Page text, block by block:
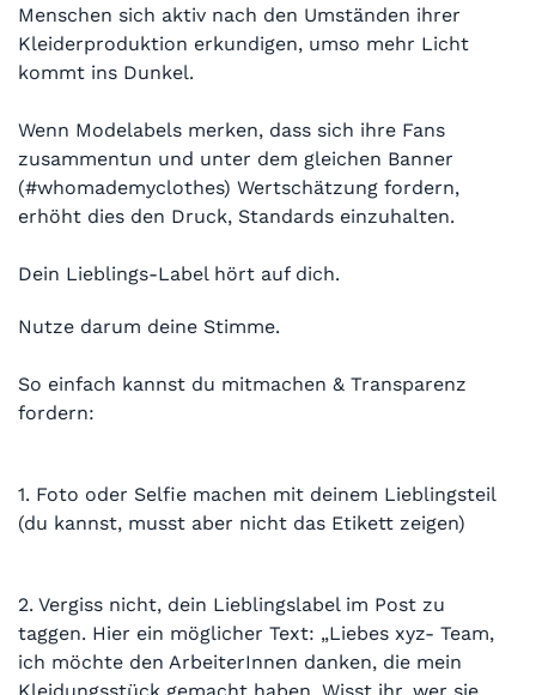
Menschen sich aktiv nach den Umständen ihrer
Kleiderproduktion erkundigen, umso mehr Licht
kommt ins Dunkel.
Wenn Modelabels merken, dass sich ihre Fans
zusammentun und unter dem gleichen Banner
(#whomademyclothes) Wertschätzung fordern,
erhöht dies den Druck, Standards einzuhalten.
Dein Lieblings-Label hört auf dich.
Nutze darum deine Stimme.
So einfach kannst du mitmachen & Transparenz
fordern:
1. Foto oder Selfie machen mit deinem Lieblingsteil
(du kannst, musst aber nicht das Etikett zeigen)
2. Vergiss nicht, dein Lieblingslabel im Post zu
taggen. Hier ein möglicher Text: „Liebes xyz- Team,
ich möchte den ArbeiterInnen danken, die mein